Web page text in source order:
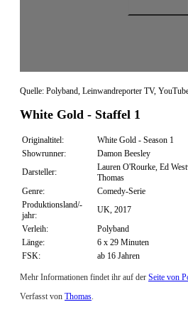
Quelle: Polyband, Leinwandreporter TV,
White Gold - Staffel 1
Originaltitel:
White Gold - Season 1
Showrunner:
Damon Beesley
Darsteller:
Lauren O'Rourke, Ed
Thomas
Genre:
Comedy-Serie
Produktionsland/-
jahr:
UK, 2017
Verleih:
Polyband
Länge:
6 x 29 Minuten
FSK:
ab 16 Jahren
Mehr Informationen findet ihr auf der Seite von
Verfasst von Thomas